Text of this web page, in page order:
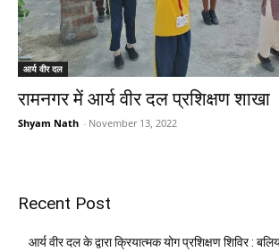
आर्य वीर दल
रामनगर में आर्य वीर दल प्रशिक्षण शाखा
Shyam Nath - November 13, 2022
Recent Post
आर्य वीर दल के द्वारा क्रियात्मक योग प्रशिक्षण शिविर :